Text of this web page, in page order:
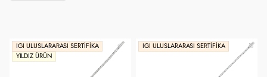
IGI ULUSLARARASI SERTIFIKA
YILDIZ ÜRÜN
IGI ULUSLARARASI SERTIFIKA